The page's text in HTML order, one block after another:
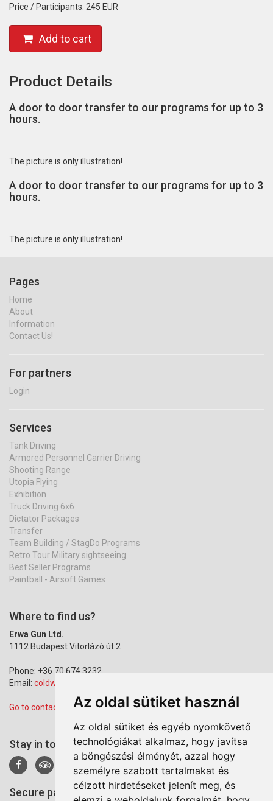
Az oldal sütiket használ
Az oldal sütiket és egyéb nyomkövető
technológiákat alkalmaz, hogy javítsa
a böngészési élményét, azzal hogy
személyre szabott tartalmakat és
célzott hirdetéseket jelenít meg, és
Price / Participants: 245 EUR
Add to cart
Product Details
A door to door transfer to our programs for up to 3
hours.
The picture is only illustration!
A door to door transfer to our programs for up to 3
hours.
The picture is only illustration!
Pages
Home
About
Information
Contact Us!
For partners
Login
Services
Tank Driving
Armored Personnel Carrier Driving
Shooting Range
Utopia Flying
Exhibition
Truck Driving 6x6
Dictator Packages
Transfer
Team Building / StagDo Programs
Retro Tour Military sightseeing
Best Seller Programs
Paintball - Airsoft Games
Where to find us?
Erwa Gun Ltd.
1112 Budapest Vitorlázó út 2
Phone: +36 70 674 3232
Email: coldwarparkbudapest@gmail.com
Go to contact page
Stay in touch!
Secure payment via Barion